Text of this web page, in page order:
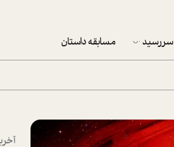
سررسید
پکيج نوروزي موفقيت
مسابقه داستان